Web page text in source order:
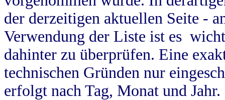
der derzeitigen aktuellen Seite -
Verwendung der Liste ist es
dahinter zu überprüfen. Eine
technischen Gründen nur
erfolgt nach Tag, Monat und Jahr.